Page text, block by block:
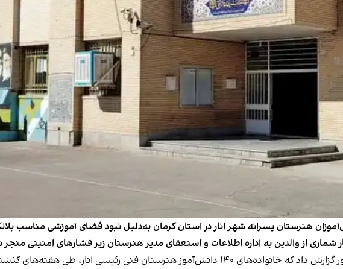
هنرستان پسرانه شهر انار در استان کرمان به‌دلیل نبود فضای آموزشی مناسب
شماری از والدین به اداره اطلاعات و استعفای مدیر هنرستان زیر فشارهای امنیتی
روزنامه هم‌میهن دوشنبه ۳۱ شهریور گزارش داد که خانواده‌های ۱۴۰ دانش‌آموز